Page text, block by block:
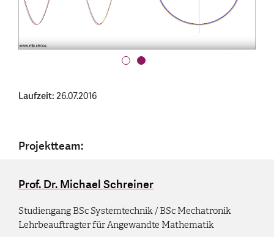
Laufzeit:26.07.2016
Projektteam:
Prof. Dr. Michael Schreiner
Studiengang BSc Systemtechnik / BSc Mechatronik
Lehrbeauftragter für Angewandte Mathematik